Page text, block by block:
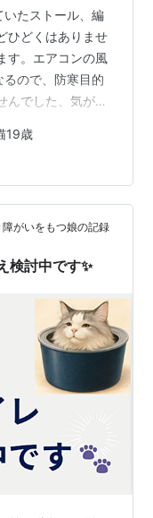
たストール、編
ひどくはありませ
す。エアコンの風
ので、防寒目的
んでした、気が向
掛かってます。
、使っている糸
均毛糸だからな
。100均の割には検
れません。 ちなみ
19歳
がいをもつ娘の記録
検討中です✨